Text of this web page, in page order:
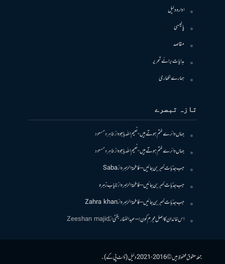
ادارہ دلیل
پالیسی
مقاصد
ہدایات برائے تحریر
ہمارے لکھاری
تازہ تبصرے
جہاں دائرے ختم ہوتے ہیں- نعیم اللہ باجوہازطاہرہ مسعود
جہاں دائرے ختم ہوتے ہیں- نعیم اللہ باجوہازطاہرہ مسعود
جب جذبات خبر بن جائیں – فاطمۃالزہرہازSaba
جب جذبات خبر بن جائیں – فاطمۃالزہرہازنایاب زہرہ
جب جذبات خبر بن جائیں – فاطمۃالزہرہازZahra khan
اس خاندان کا اصل مجرم کون! – عبدالغفار بگٹیازZeeshan majid
جملہ حقوق محفوظ ہیں © 2016-2021 دلیل (ڈاٹ پی کے)۔